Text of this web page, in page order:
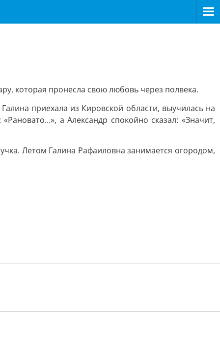
которая пронесла свою любовь через полвека.
приехала из Кировской области, выучилась на
а Александр спокойно сказал: «Значит,
Летом Галина Рафаиловна занимается огородом,